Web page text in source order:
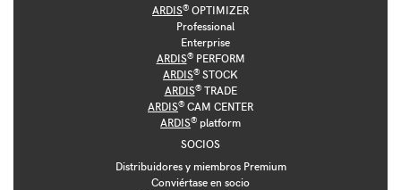
ARDIS® OPTIMIZER
Professional
Enterprise
ARDIS®PERFORM
ARDIS® STOCK
ARDIS®TRADE
ARDIS® CAM CENTER
ARDIS® platform
SOCIOS
Distribuidores y miembros Premium
Conviértase en socio